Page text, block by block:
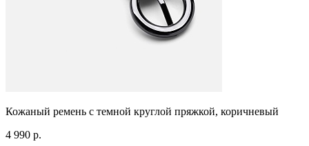
Кожаный ремень с темной круглой пряжкой, коричневый
4 990 р.